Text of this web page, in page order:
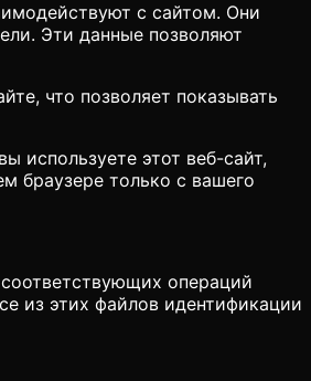
с сайтом. Они
Эти данные позволяют
что позволяет показывать
используете этот веб-сайт,
браузере только с вашего
операций
из этих файлов идентификации